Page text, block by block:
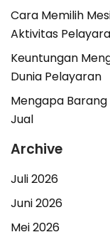
Cara Memilih
Aktivitas
Keuntungan
Dunia Pelayaran
Mengapa Barang
Jual
Archive
Juli 2026
Juni 2026
Mei 2026